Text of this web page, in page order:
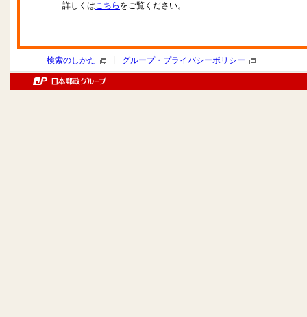
詳しくはこちら をご覧ください。
検索のしかた グループ・プライバシーポリシー